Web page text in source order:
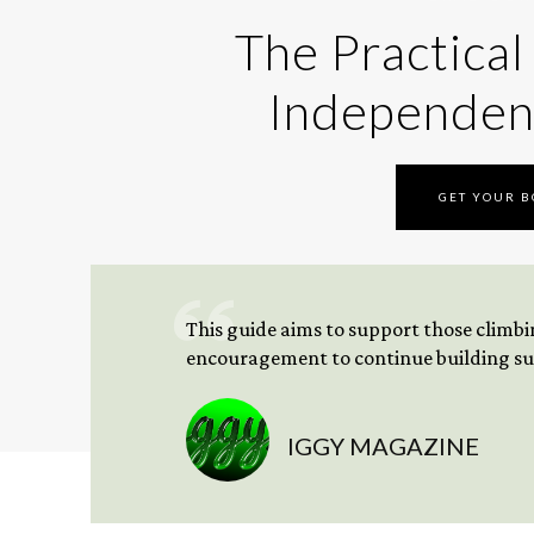
The
GET YOUR
This guide aims to support those
encouragement to continue building
IGGY MAGAZINE